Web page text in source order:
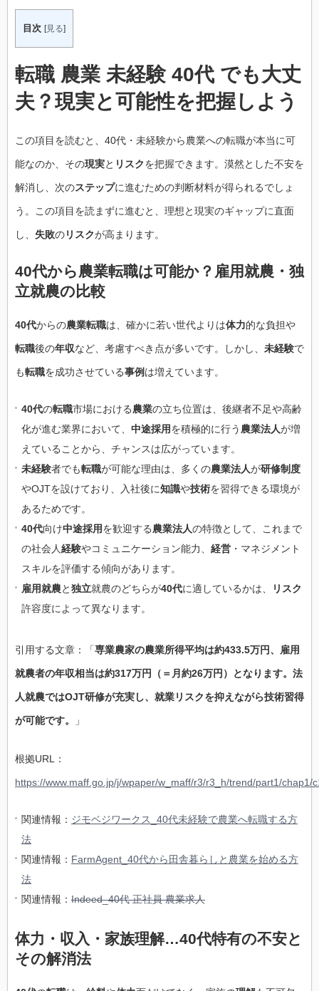
目次 [見る]
転職 農業 未経験 40代 でも大丈
夫？現実と可能性を把握しよう
この項目を読むと、40代・未経験から農業への転職が本当に可
能なのか、その現実と リスクを把握できます。漠然とした不安を
解消し、次のステップに進むための判断材料が得られるでしょ
う。この項目を読まずに進むと、理想と現実のギャップに直面
し、 失敗のリスクが高まります。
40代から農業転職は可能か？雇用就農・独
立就農の比較
40代からの農業転職は、確かに若い世代よりは体力的な負担や
転職後の年収など、考慮すべき点が多いです。しかし、 未経験で
も転職を成功させている事例は増えています。
40代の転職市場における農業の立ち位置は、後継者不足や高齢
化が進む業界において、 中途採用を積極的に行う 農業法人が増
えていることから、チャンスは広がっています。
未経験者でも転職が可能な理由は、多くの農業法人が研修制度
やOJTを設けており、入社後に知識や技術を習得できる環境が
あるためです。
40代向け中途採用を歓迎する農業法人の特徴として、これまで
の社会人経験やコミュニケーション能力、 経営 ・マネジメント
スキルを評価する傾向があります。
雇用就農と独立就農のどちらが40代に適しているかは、
リスク
許容度によって異なります。
引用する文章：「専業農家の農業所得平均は約433.5万円、雇用
就農者の年収相当は約317万円（＝月約26万円）となります。法
人就農ではOJT研修が充実し、就業リスクを抑えながら技術習得
が可能です。 」
根拠URL：
https://www.maff.go.jp/j/wpaper/w_maff/r3/r3_h/trend/part1/chap1/
関連情報： ジモベジワークス_40代未経験で農業へ転職する方
法
関連情報： FarmAgent_40代から田舎暮らしと農業を始める方
法
関連情報： Indeed_40代 正社員 農業求人
体力・収入・家族理解…40代特有の不安と
その解消法